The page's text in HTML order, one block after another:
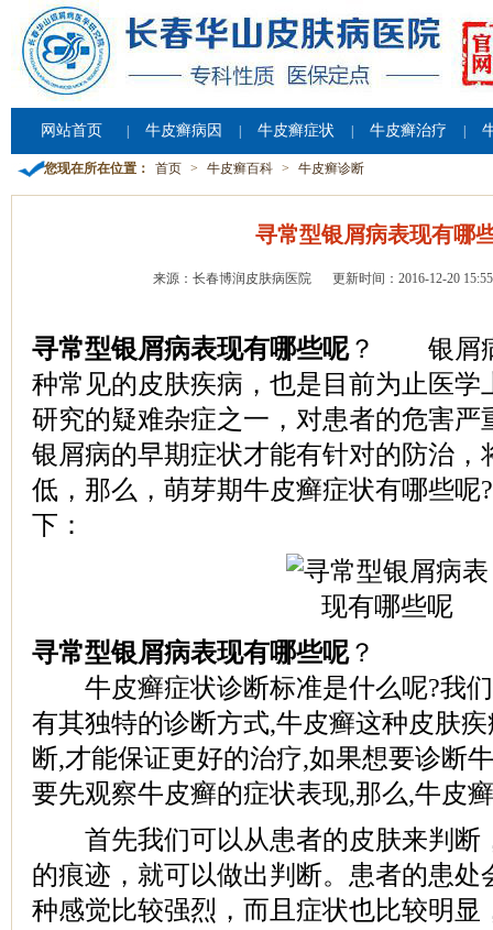
网站首页 牛皮癣病因 牛皮癣症状 牛皮癣治疗
您现在所在位置： 首页 > 牛皮癣百科 > 牛皮癣诊断
寻常型银屑病表现有哪
来源：长春博润皮肤病医院 更新时间：2016-12-20
寻常型银屑病表现有哪些呢？ 银屑病
种常见的皮肤疾病，也是目前为止医学
研究的疑难杂症之一，对患者的危害严
银屑病的早期症状才能有针对的防治，
低，那么，萌芽期牛皮癣症状有哪些呢
下：
寻常型银屑病表现有哪些呢？
牛皮癣症状诊断标准是什么呢?我们
有其独特的诊断方式,牛皮癣这种皮肤
断,才能保证更好的治疗,如果想要诊断
要先观察牛皮癣的症状表现,那么,牛皮
首先我们可以从患者的皮肤来判断
的痕迹，就可以做出判断。患者的患处
种感觉比较强烈，而且症状也比较明显